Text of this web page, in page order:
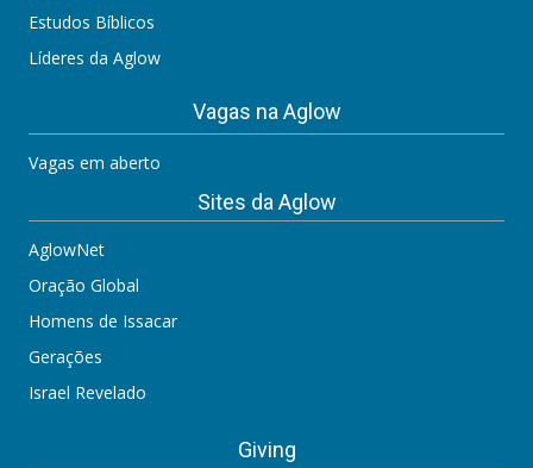
Estudos Bíblicos
Líderes da Aglow
Vagas na Aglow
Vagas em aberto
Sites da Aglow
AglowNet
Oração Global
Homens de Issacar
Gerações
Israel Revelado
Giving